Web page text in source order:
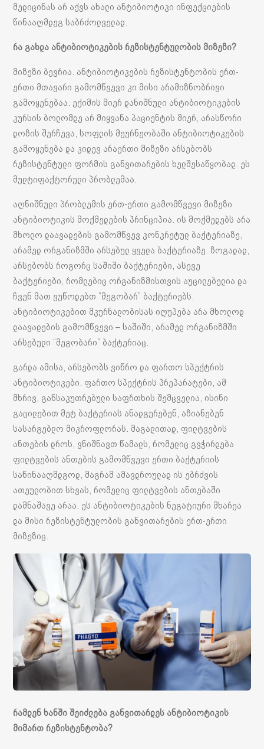
მედიცინას არ აქვს ახალი ანტიბიოტიკი ინფექციების
წინააღმდეგ საბრძოლველად.
რა გახდა ანტიბიოტიკების რეზისტენტულობის მიზეზი?
მიზეზი ბევრია. ანტიბიოტიკების რეზისტენტობის ერთ-
ერთი მთავარი გამომწვევი კი მისი არამიზნობრივი
გამოყენებაა. ექიმის მიერ დანიშნული ანტიბიოტიკების
კურსის ბოლომდე არ მიყვანა პაციენტის მიერ, არასწორი
დოზის შერჩევა, სოფლის მეურნეობაში ანტიბიოტიკების
გამოყენება და კიდევ არაერთი მიზეზი არსებობს
რეზისტენტული ფორმის განვითარების ხელშესაწყობად. ეს
მულტიფაქტორული პრობლემაა.
აღნიშნული პრობლემის ერთ-ერთი გამომწვევი მიზეზი
ანტიბიოტიკის მოქმედების პრინციპია. ის მოქმედებს არა
მხოლო დაავადების გამომწვევ კონკრეტულ ბაქტერიაზე,
არამედ ორგანიზმში არსებულ ყველა ბაქტერიაზე. ზოგადად,
არსებობს როგორც საშიში ბაქტერიები, ასევე
ბაქტერიები, რომლებიც ორგანიზმისთვის აუცილებელია და
ჩვენ მათ ვუწოდებთ “მეგობარ” ბაქტერიებს.
ანტიბიოტიკებით მკურნალობისას იღუპება არა მხოლოდ
დაავადების გამომწვევი – საშიში, არამედ ორგანიზმში
არსებული “მეგობარი” ბაქტერიაც.
გარდა ამისა, არსებობს ვიწრო და ფართო სპექტრის
ანტიბიოტიკები. ფართო სპექტრის პრეპარატები, ამ
მხრივ, განსაკუთრებული საფრთხის შემცველია, ისინი
გაცილებით მეტ ბაქტერიას ანადგურებენ, აზიანებენ
სასარგებლო მიკროფლორას. მაგალითად, ფილტვების
ანთების დროს, ვნიშნავთ წამალს, რომელიც გვჭირდება
ფილტვების ანთების გამომწვევი ერთი ბაქტერიის
საწინააღმდგოდ, მაგრამ ამავდროულად ის ებრძვის
ათეულობით სხვას, რომელიც ფილტვების ანთებაში
დამნაშავე არაა. ეს ანტიბიოტიკების ნეგატიური მხარეა
და მისი რეზისტენტულობის განვითარების ერთ-ერთი
მიზეზიც.
რამდენ ხანში შეიძლება განვითარდეს ანტიბიოტიკის
მიმართ რეზისტენტობა?